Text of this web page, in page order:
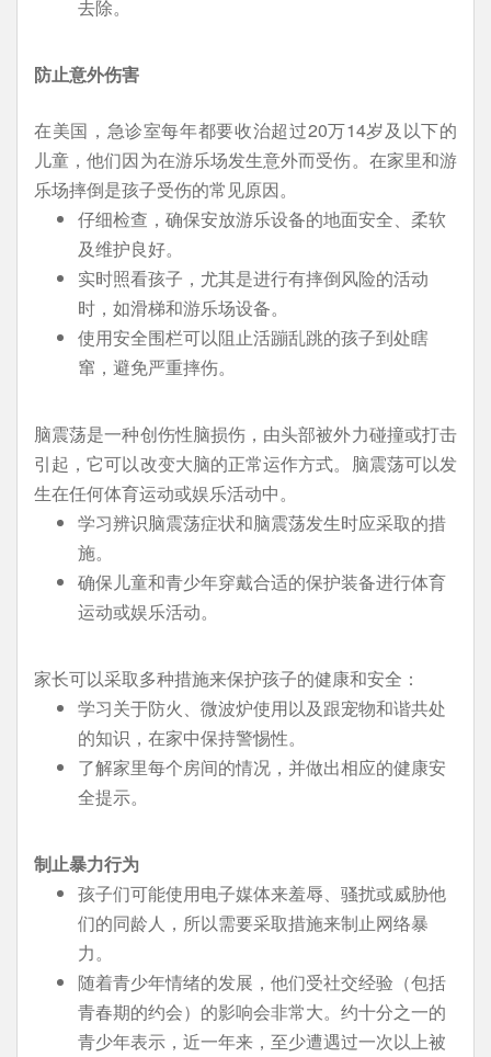
去除。
防止意外伤害
在美国，急诊室每年都要收治超过20万14岁及以下的
儿童，他们因为在游乐场发生意外而受伤。在家里和游
乐场摔倒是孩子受伤的常见原因。
仔细检查，确保安放游乐设备的地面安全、柔软
及维护良好。
实时照看孩子，尤其是进行有摔倒风险的活动
时，如滑梯和游乐场设备。
使用安全围栏可以阻止活蹦乱跳的孩子到处瞎
窜，避免严重摔伤。
脑震荡是一种创伤性脑损伤，由头部被外力碰撞或打击
引起，它可以改变大脑的正常运作方式。脑震荡可以发
生在任何体育运动或娱乐活动中。
学习辨识脑震荡症状和脑震荡发生时应采取的措
施。
确保儿童和青少年穿戴合适的保护装备进行体育
运动或娱乐活动。
家长可以采取多种措施来保护孩子的健康和安全：
学习关于防火、微波炉使用以及跟宠物和谐共处
的知识，在家中保持警惕性。
了解家里每个房间的情况，并做出相应的健康安
全提示。
制止暴力行为
孩子们可能使用电子媒体来羞辱、骚扰或威胁他
们的同龄人，所以需要采取措施来制止网络暴
力。
随着青少年情绪的发展，他们受社交经验（包括
青春期的约会）的影响会非常大。约十分之一的
青少年表示，近一年来，至少遭遇过一次以上被